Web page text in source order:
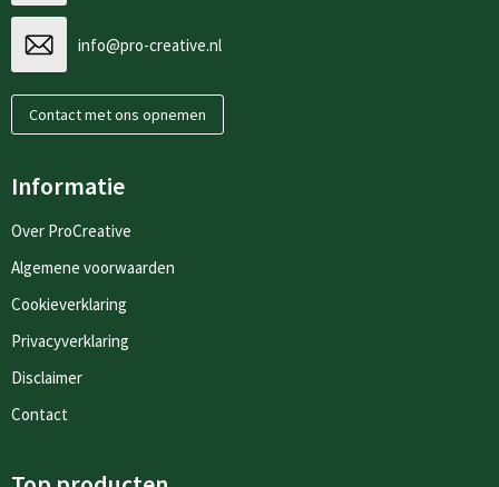
info@pro-creative.nl
Contact met ons opnemen
Informatie
Over ProCreative
Algemene voorwaarden
Cookieverklaring
Privacyverklaring
Disclaimer
Contact